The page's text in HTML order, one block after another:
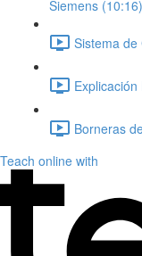
Siemens (10:16)
Sistema de
Explicación
Borneras
Teach online with